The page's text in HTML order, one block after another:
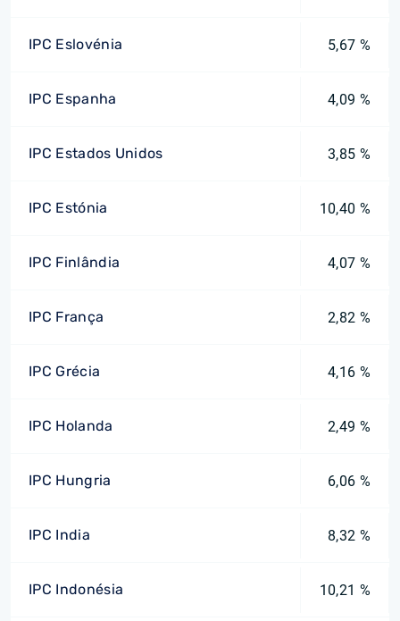
IPC Eslovénia 5,67 %
IPC Espanha 4,09 %
IPC Estados Unidos 3,85 %
IPC Estónia 10,40 %
IPC Finlândia 4,07 %
IPC França 2,82 %
IPC Grécia 4,16 %
IPC Holanda 2,49 %
IPC Hungria 6,06 %
IPC India 8,32 %
IPC Indonésia 10,21 %